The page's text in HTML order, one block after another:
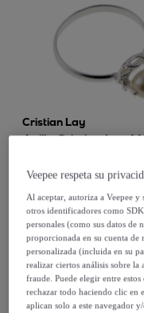
Cristian Lay
Anillo Cristian Lay
Plateado
16,00 €
65, €
Compra
Veepee respeta su
Al aceptar, autoriza a Veepee y
otros identificadores como
personales (como sus datos de
proporcionada en su cuenta
personalizada (incluida en su
realizar ciertos análisis sobre
fraude. Puede elegir entre
rechazar todo haciendo clic en
aplican solo a este navegador